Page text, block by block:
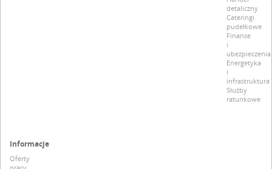
detaliczny
Cateringi
pudełkowe
Finanse
i
ubezpieczenia
Energetyka
i
infrastruktura
Służby
ratunkowe
Informacje
Oferty